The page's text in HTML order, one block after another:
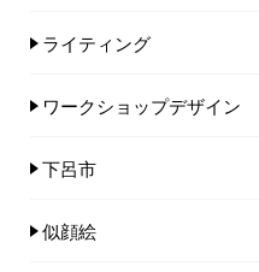
ライティング
ワークショップデザイン
下呂市
似顔絵